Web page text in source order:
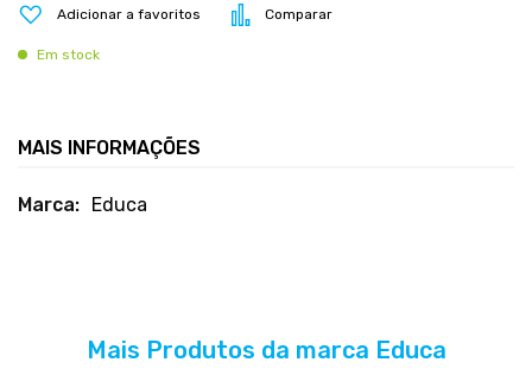
Adicionar a favoritos Comparar
Em stock
MAIS INFORMAÇÕES
Mais
Educa
Mais Produtos da marca Educa